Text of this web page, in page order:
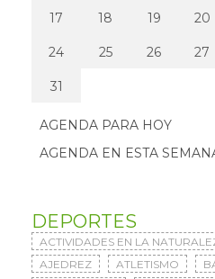
17 18 19 20
24 25 26 27
31
AGENDA PARA HOY
AGENDA EN ESTA
DEPORTES
ACTIVIDADES EN LA
AJEDREZ
ATLETISMO